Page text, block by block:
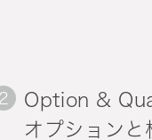
Option &
オプションと